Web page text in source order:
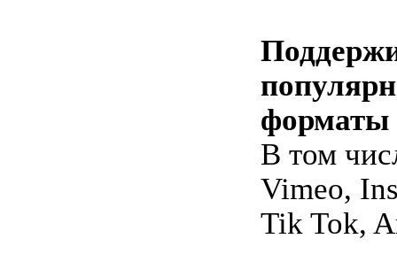
форматы
В том
Vimeo,
Tik Tok,